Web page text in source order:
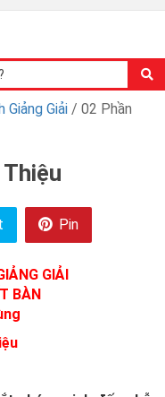
Giảng Giải / 02 Phần
Pin
GIẢI
BÀN